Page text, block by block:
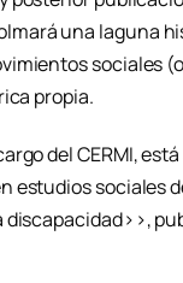
una laguna
sociales
propia.
del CERMI,
estudios sociales
discapacidad>>,